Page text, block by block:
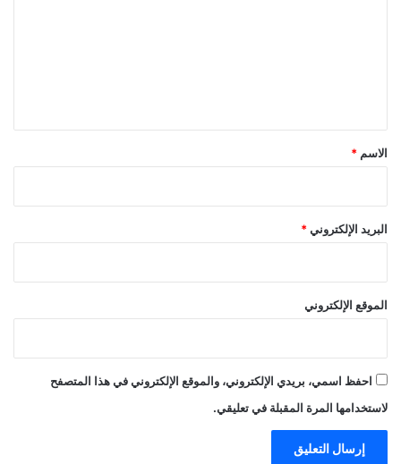
*
الاسم *
البريد الإلكتروني *
الموقع الإلكتروني
احفظ اسمي، بريدي الإلكتروني، والموقع الإلكتروني في هذا المتصفح
لاستخدامها المرة المقبلة في تعليقي.